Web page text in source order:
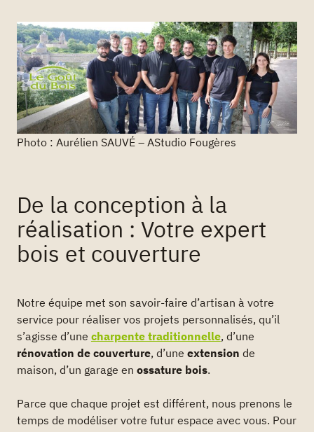
Photo : Aurélien SAUVÉ – AStudio Fougères
De la conception à la
réalisation : Votre expert
bois et couverture
Notre équipe met son savoir-faire d’artisan à votre
service pour réaliser vos projets personnalisés, qu’il
s’agisse d’une charpente traditionnelle, d’une
rénovation de couverture, d’une extension de
maison, d’un garage en ossature bois.
Parce que chaque projet est différent, nous prenons le
temps de modéliser votre futur espace avec vous. Pour